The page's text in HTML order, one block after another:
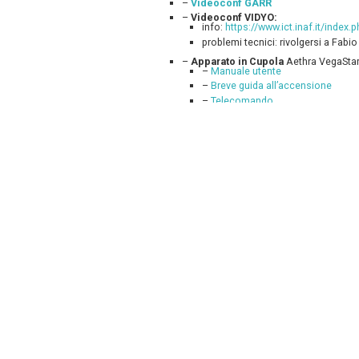
– Videoconf GARR
– Videoconf VIDYO:
info: https://www.ict.inaf.it/
problemi tecnici: rivolgersi a
– Apparato in Cupola Aethra
– Manuale utente
– Breve guida all’accensione
– Telecomando